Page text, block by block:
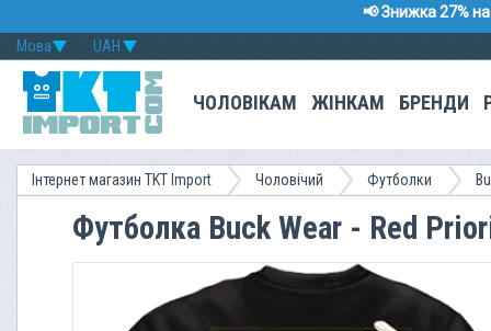
📢 Знижка 27%
UAH
Мова
ЧОЛОВІКАМ ЖІНКАМ БРЕНДИ
Інтернет магазин TKT Import Чоловічий Футболки
Футболка Buck Wear - Red